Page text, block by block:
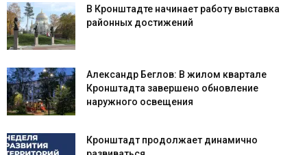
В Кронштадте начинает работу выставка
районных достижений
Александр Беглов: В жилом квартале
Кронштадта завершено обновление
наружного освещения
Кронштадт продолжает динамично